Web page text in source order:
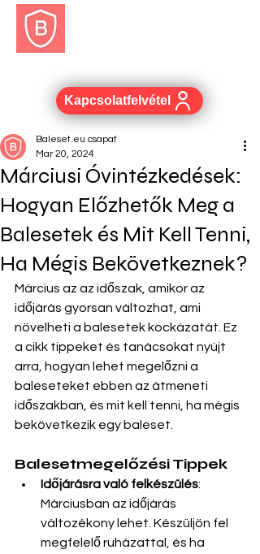
Kapcsolatfelvétel
Márciusi Óvintézkedések:
Hogyan Előzhetők Meg a
Balesetek és Mit Kell Tenni,
Ha Mégis Bekövetkeznek?
Baleset.eu csapat
Mar 20, 2024
Március az az időszak, amikor az
időjárás gyorsan változhat, ami
növelheti a balesetek kockázatát. Ez
a cikk tippeket és tanácsokat nyújt
arra, hogyan lehet megelőzni a
baleseteket ebben az átmeneti
időszakban, és mit kell tenni, ha mégis
bekövetkezik egy baleset.
Balesetmegelőzési Tippek
Időjárásra való felkészülés:
Márciusban az időjárás
változékony lehet. Készüljön fel
megfelelő ruházattal, és ha